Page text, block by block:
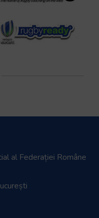
al Federației Române